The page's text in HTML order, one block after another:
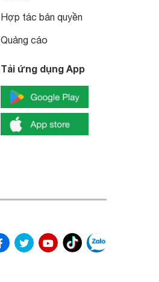
Hợp tác bản quyền
Quảng cáo
Tải ứng dụng App